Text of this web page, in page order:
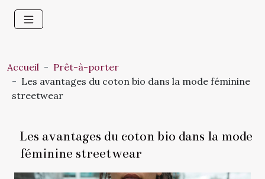
Accueil
Prêt-à-porter
Les avantages du coton bio dans la mode féminine
streetwear
Les avantages du coton bio dans la mode
féminine streetwear